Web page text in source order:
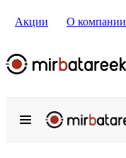
Акции О компании